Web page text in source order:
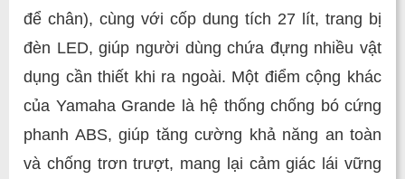
để chân), cùng với cốp dung tích 27 lít, trang bị
đèn LED, giúp người dùng chứa đựng nhiều vật
dụng cần thiết khi ra ngoài. Một điểm cộng khác
của Yamaha Grande là hệ thống chống bó cứng
phanh ABS, giúp tăng cường khả năng an toàn
và chống trơn trượt, mang lại cảm giác lái vững